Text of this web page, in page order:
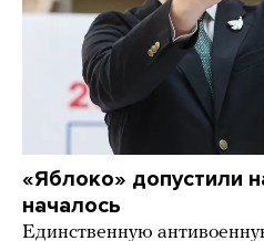
«Яблоко» допустили
началось
Единственную